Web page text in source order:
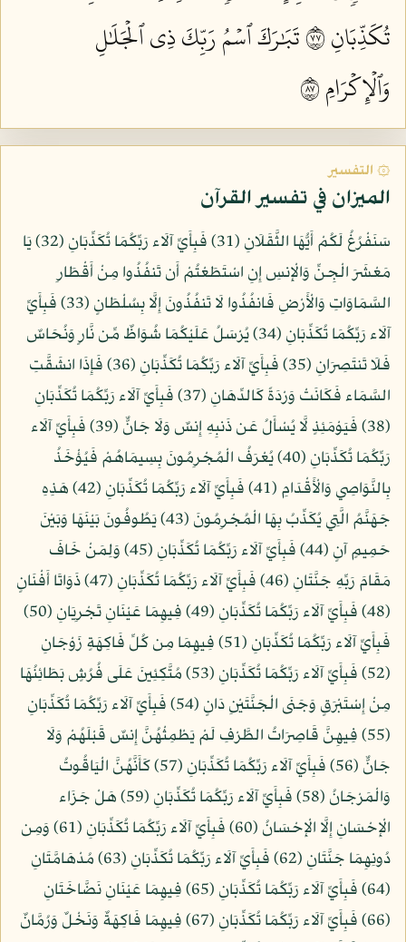
تُكَذِّبَانِ ٧٧
تَبَٰرَكَ ٱسۡمُ رَبِّكَ ذِي ٱلۡجَلَٰلِ
وَٱلۡإِكۡرَامِ ٧٨
۞ التفسير
الميزان في تفسير القرآن
سَنَفْرُغُ لَكُمْ أَيُّهَا الثَّقَلَانِ (31) فَبِأَيِّ آلَاء رَبِّكُمَا تُكَذِّبَانِ (32) يَا
مَعْشَرَ الْجِنِّ وَالْإِنسِ إِنِ اسْتَطَعْتُمْ أَن تَنفُذُوا مِنْ أَقْطَارِ
السَّمَاوَاتِ وَالْأَرْضِ فَانفُذُوا لَا تَنفُذُونَ إِلَّا بِسُلْطَانٍ (33) فَبِأَيِّ
آلَاء رَبِّكُمَا تُكَذِّبَانِ (34) يُرْسَلُ عَلَيْكُمَا شُوَاظٌ مِّن نَّارٍ وَنُحَاسٌ
فَلَا تَنتَصِرَانِ (35) فَبِأَيِّ آلَاء رَبِّكُمَا تُكَذِّبَانِ (36) فَإِذَا انشَقَّتِ
السَّمَاء فَكَانَتْ وَرْدَةً كَالدِّهَانِ (37) فَبِأَيِّ آلَاء رَبِّكُمَا تُكَذِّبَانِ
(38) فَيَوْمَئِذٍ لَّا يُسْأَلُ عَن ذَنبِهِ إِنسٌ وَلَا جَانٌّ (39) فَبِأَيِّ آلَاء
رَبِّكُمَا تُكَذِّبَانِ (40) يُعْرَفُ الْمُجْرِمُونَ بِسِيمَاهُمْ فَيُؤْخَذُ
بِالنَّوَاصِي وَالْأَقْدَامِ (41) فَبِأَيِّ آلَاء رَبِّكُمَا تُكَذِّبَانِ (42) هَذِهِ
جَهَنَّمُ الَّتِي يُكَذِّبُ بِهَا الْمُجْرِمُونَ (43) يَطُوفُونَ بَيْنَهَا وَبَيْنَ
حَمِيمٍ آنٍ (44) فَبِأَيِّ آلَاء رَبِّكُمَا تُكَذِّبَانِ (45) وَلِمَنْ خَافَ
مَقَامَ رَبِّهِ جَنَّتَانِ (46) فَبِأَيِّ آلَاء رَبِّكُمَا تُكَذِّبَانِ (47) ذَوَاتَا أَفْنَانٍ
(48) فَبِأَيِّ آلَاء رَبِّكُمَا تُكَذِّبَانِ (49) فِيهِمَا عَيْنَانِ تَجْرِيَانِ (50)
فَبِأَيِّ آلَاء رَبِّكُمَا تُكَذِّبَانِ (51) فِيهِمَا مِن كُلِّ فَاكِهَةٍ زَوْجَانِ
(52) فَبِأَيِّ آلَاء رَبِّكُمَا تُكَذِّبَانِ (53) مُتَّكِئِينَ عَلَى فُرُشٍ بَطَائِنُهَا
مِنْ إِسْتَبْرَقٍ وَجَنَى الْجَنَّتَيْنِ دَانٍ (54) فَبِأَيِّ آلَاء رَبِّكُمَا تُكَذِّبَانِ
(55) فِيهِنَّ قَاصِرَاتُ الطَّرْفِ لَمْ يَطْمِثْهُنَّ إِنسٌ قَبْلَهُمْ وَلَا
جَانٌّ (56) فَبِأَيِّ آلَاء رَبِّكُمَا تُكَذِّبَانِ (57) كَأَنَّهُنَّ الْيَاقُوتُ
وَالْمَرْجَانُ (58) فَبِأَيِّ آلَاء رَبِّكُمَا تُكَذِّبَانِ (59) هَلْ جَزَاء
الْإِحْسَانِ إِلَّا الْإِحْسَانُ (60) فَبِأَيِّ آلَاء رَبِّكُمَا تُكَذِّبَانِ (61) وَمِن
دُونِهِمَا جَنَّتَانِ (62) فَبِأَيِّ آلَاء رَبِّكُمَا تُكَذِّبَانِ (63) مُدْهَامَّتَانِ
(64) فَبِأَيِّ آلَاء رَبِّكُمَا تُكَذِّبَانِ (65) فِيهِمَا عَيْنَانِ نَضَّاخَتَانِ
(66) فَبِأَيِّ آلَاء رَبِّكُمَا تُكَذِّبَانِ (67) فِيهِمَا فَاكِهَةٌ وَنَخْلٌ وَرُمَّانٌ